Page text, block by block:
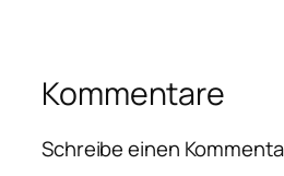
Kommentare
Schreibe einen